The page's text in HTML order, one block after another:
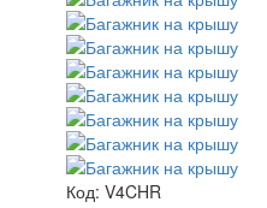
Код: V4CHR